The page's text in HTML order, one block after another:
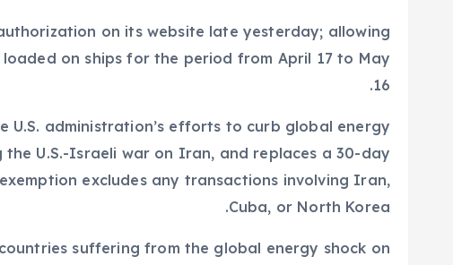
on its website late yesterday; allowing
on ships for the period from April 17 to May
16.
U.S. administration’s efforts to curb global energy
U.S.-Israeli war on Iran, and replaces a 30-day
excludes any transactions involving Iran,
Cuba, or North Korea.
suffering from the global energy shock on